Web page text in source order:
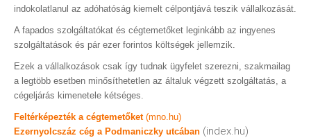
indokolatlanul az adóhatóság kiemelt célpontjává teszik vállalkozását.
A fapados szolgáltatókat és cégtemetőket leginkább az ingyenes
szolgáltatások és pár ezer forintos költségek jellemzik.
Ezek a vállalkozások csak így tudnak ügyfelet szerezni, szakmailag
a legtöbb esetben minősíthetetlen az általuk végzett szolgáltatás, a
cégeljárás kimenetele kétséges.
Feltérképezték a cégtemetőket (mno.hu)
Ezernyolcszáz cég a Podmaniczky utcában (index.hu)